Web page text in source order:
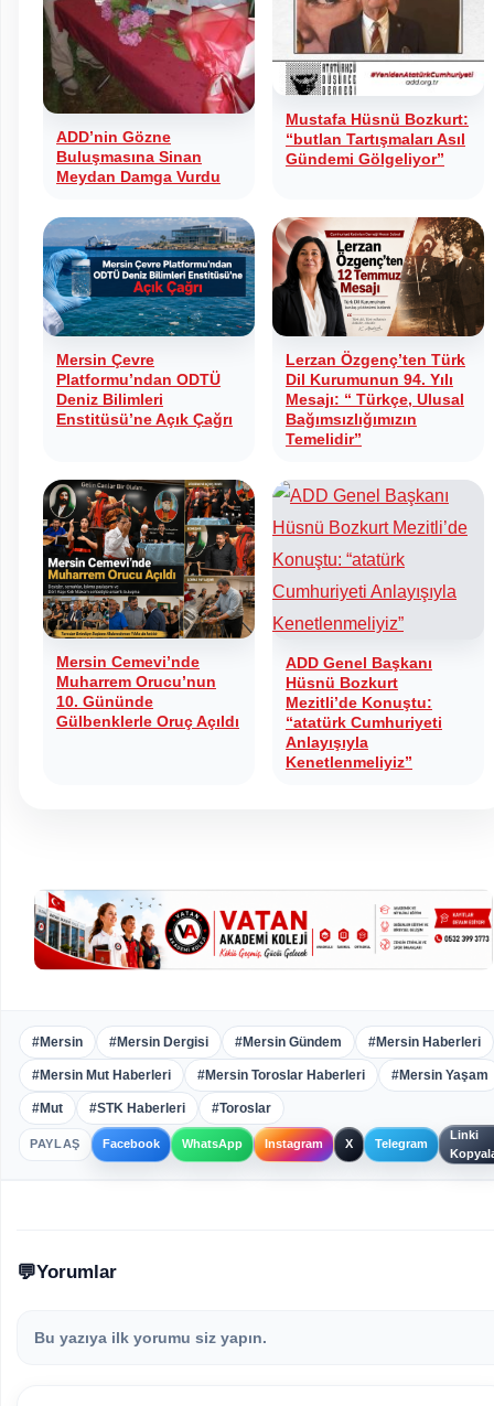
ADD’nin Gözne
Buluşmasına Sinan
Meydan Damga Vurdu
Mustafa Hüsnü Bozkurt:
“butlan Tartışmaları Asıl
Gündemi Gölgeliyor”
Mersin Çevre
Platformu’ndan ODTÜ
Deniz Bilimleri
Enstitüsü’ne Açık Çağrı
Lerzan Özgenç’ten Türk
Dil Kurumunun 94. Yılı
Mesajı: “ Türkçe, Ulusal
Bağımsızlığımızın
Temelidir”
Mersin Cemevi’nde
Muharrem Orucu’nun
10. Gününde
Gülbenklerle Oruç Açıldı
ADD Genel Başkanı
Hüsnü Bozkurt
Mezitli’de Konuştu:
“atatürk Cumhuriyeti
Anlayışıyla
Kenetlenmeliyiz”
#Mersin #Mersin Dergisi #Mersin Gündem #Mersin Haberleri
#Mersin Mut Haberleri #Mersin Toroslar Haberleri #Mersin Yaşam
#Mut #STK Haberleri #Toroslar
PAYLAŞ Facebook WhatsApp Instagram X Telegram
Linki
Yorumlar
Bu yazıya ilk yorumu siz yapın.